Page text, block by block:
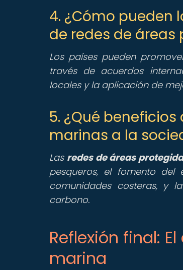
4. ¿Cómo pueden
de redes de
Los países pueden
través de acuerdos
locales y la aplicación de
5. ¿Qué
marinas a la
Las redes de áreas
pesqueros, el fomento
comunidades costeras, y
carbono.
Reflexión final:
marina